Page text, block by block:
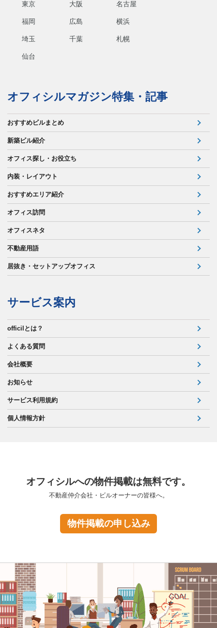
東京 大阪 名古屋
福岡 広島 横浜
埼玉 千葉 札幌
仙台
オフィシルマガジン特集・記事
おすすめビルまとめ
新築ビル紹介
オフィス探し・お役立ち
内装・レイアウト
おすすめエリア紹介
オフィス訪問
オフィスネタ
不動産用語
居抜き・セットアップオフィス
サービス案内
officilとは？
よくある質問
会社概要
お知らせ
サービス利用規約
個人情報方針
オフィシルへの物件掲載は無料です。
不動産仲介会社・ビルオーナーの皆様へ。
物件掲載の申し込み